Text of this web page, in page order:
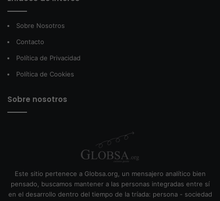
Sobre Nosotros
Contacto
Política de Privacidad
Política de Cookies
Sobre nosotros
Este sitio pertenece a Globsa.org, un mensajero analítico bien
pensado, buscamos mantener a las personas integradas entre sí
en el desarrollo dentro del tiempo de la tríada: persona - sociedad